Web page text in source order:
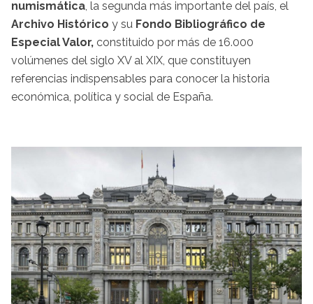
numismática, la segunda más importante del país, el
Archivo Histórico y su Fondo Bibliográfico de
Especial Valor, constituido por más de 16.000
volúmenes del siglo XV al XIX, que constituyen
referencias indispensables para conocer la historia
económica, política y social de España.